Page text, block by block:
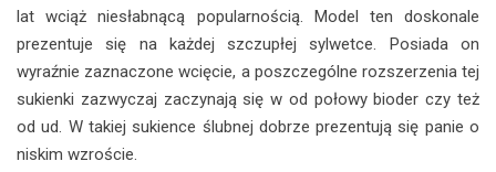
lat wciąż niesłabnącą popularnością. Model ten doskonale
prezentuje się na każdej szczupłej sylwetce. Posiada on
wyraźnie zaznaczone wcięcie, a poszczególne rozszerzenia tej
sukienki zazwyczaj zaczynają się w od połowy bioder czy też
od ud. W takiej sukience ślubnej dobrze prezentują się panie o
niskim wzroście.